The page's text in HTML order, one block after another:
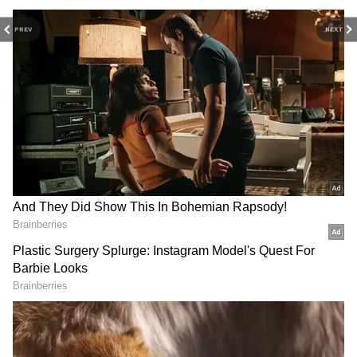
PREV NEXT
వీడియో
RECOMMENDED STORIES
Weather Update: ఉపరితల
ఆవర్తనంతో ఏపీ, తెలంగాణకు
భారీ వర్షాలు.. ఈ ప్రాంతాలకు
ఐఎండీ అలర్ట్
ప్రెస్ మీట్ పెట్టి మరీ జగన్
Counter to Jagan